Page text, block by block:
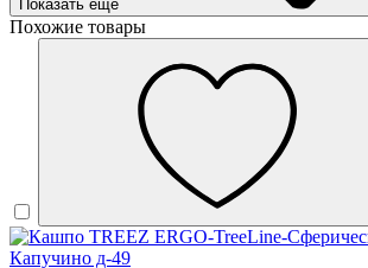
Показать еще
Похожие товары